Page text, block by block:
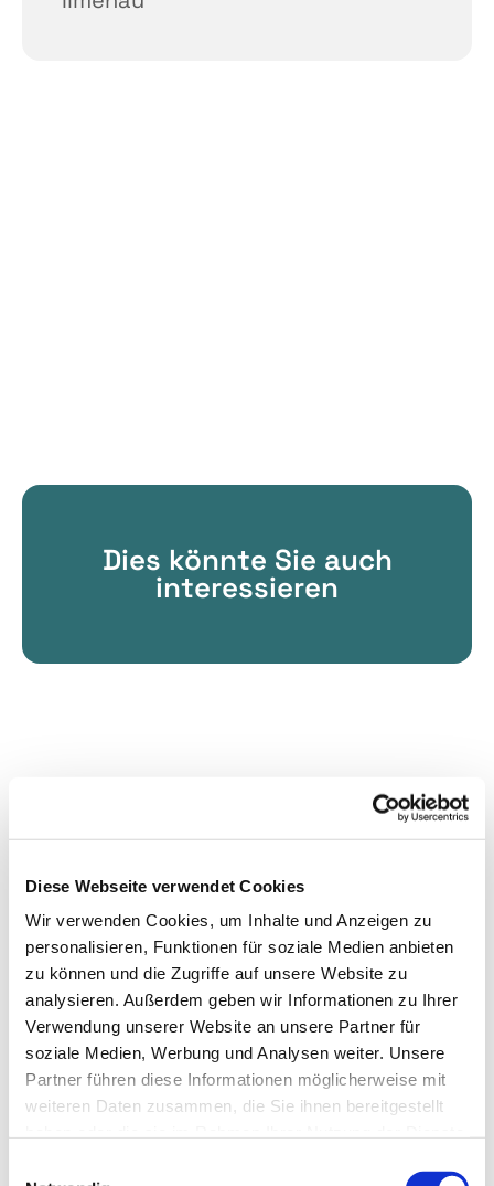
Diese Webseite verwendet Cookies
Wir verwenden Cookies, um Inhalte und Anzeigen zu
personalisieren, Funktionen für soziale Medien anbieten
zu können und die Zugriffe auf unsere Website zu
analysieren. Außerdem geben wir Informationen zu Ihrer
Verwendung unserer Website an unsere Partner für
soziale Medien, Werbung und Analysen weiter. Unsere
Partner führen diese Informationen möglicherweise mit
weiteren Daten zusammen, die Sie ihnen bereitgestellt
Dies könnte Sie auch
interessieren